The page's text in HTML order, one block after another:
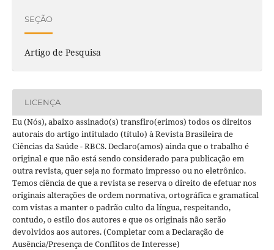
SEÇÃO
Artigo de Pesquisa
LICENÇA
Eu (Nós), abaixo assinado(s) transfiro(erimos) todos os direitos
autorais do artigo intitulado (título) à Revista Brasileira de
Ciências da Saúde - RBCS. Declaro(amos) ainda que o trabalho é
original e que não está sendo considerado para publicação em
outra revista, quer seja no formato impresso ou no eletrônico.
Temos ciência de que a revista se reserva o direito de efetuar nos
originais alterações de ordem normativa, ortográfica e gramatical
com vistas a manter o padrão culto da língua, respeitando,
contudo, o estilo dos autores e que os originais não serão
devolvidos aos autores. (Completar com a Declaração de
Ausência/Presença de Conflitos de Interesse)